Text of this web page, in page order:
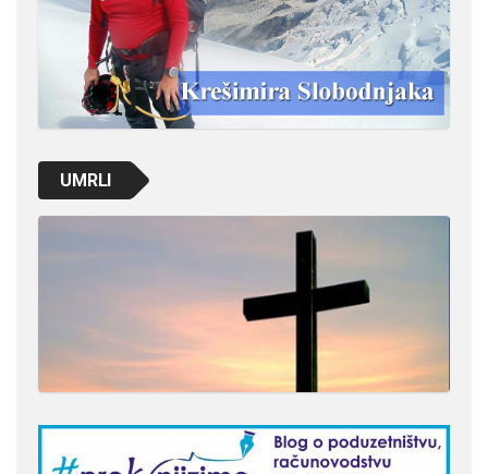
UMRLI